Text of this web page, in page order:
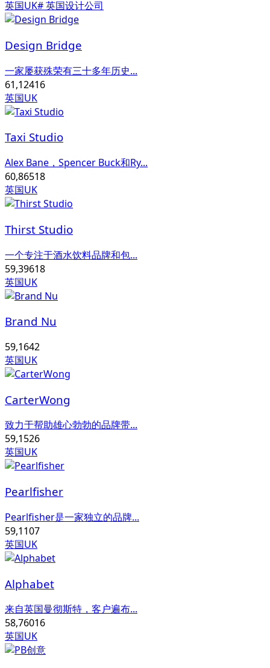
英国UK# 英国设计公司
Design Bridge
一家屡获殊荣有三十多年历史...
61,12416
英国UK
Taxi Studio
Alex Bane，Spencer Buck和Ry...
60,86518
英国UK
Thirst Studio
一个专注于酒水饮料品牌和包...
59,39618
英国UK
Brand Nu
59,1642
英国UK
CarterWong
致力于帮助雄心勃勃的品牌带...
59,1526
英国UK
Pearlfisher
Pearlfisher是一家独立的品牌...
59,1107
英国UK
Alphabet
来自英国曼彻斯特，客户遍布...
58,76016
英国UK